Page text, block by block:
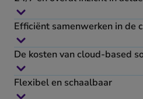
Efficiënt samenwerken in de
De kosten van cloud-based
Flexibel en schaalbaar